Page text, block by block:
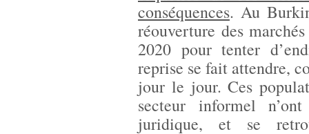
conséquences. Au
réouverture des
2020 pour tenter
reprise se fait attendre,
jour le jour. Ces
secteur informel
juridique, et se